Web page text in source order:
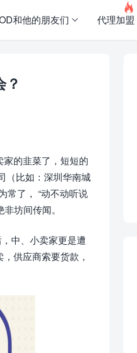
和他的朋友们 代理加盟

的韭菜了，短短的
（比如：深圳华南城
常了， “动不动听说
坊间传闻。
中、小卖家更是遭
供应商索要货款，